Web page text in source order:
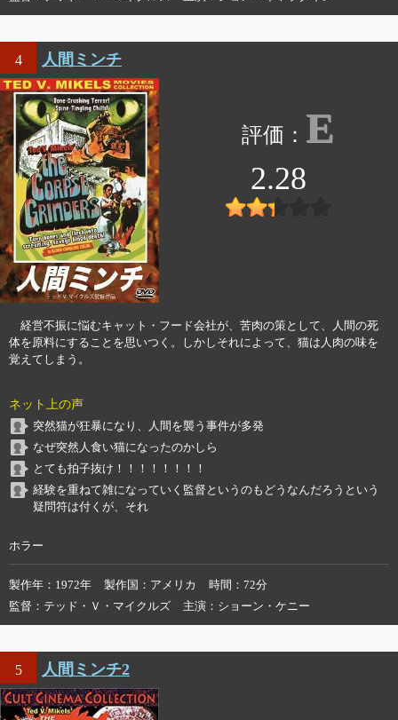
4 人間ミンチ
E
2.28
経営不振に悩むキャット・フード会社が、苦肉の策として、人間の死
体を原料にすることを思いつく。しかしそれによって、猫は人肉の味を
覚えてしまう。
ネット上の声
突然猫が狂暴になり、人間を襲う事件が多発
なぜ突然人食い猫になったのかしら
とても拍子抜け！！！！！！！！
経験を重ねて雑になっていく監督というのもどうなんだろうという
疑問符は付くが、それ
ホラー
製作年 1972年 製作国 アメリカ 時間
72分
監督
テッド・Ｖ・マイクルズ 主演 ショーン・ケニー
5 人間ミンチ2